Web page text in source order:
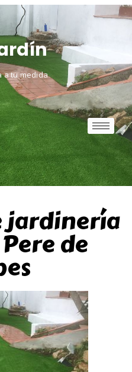
a tu medida
jardinería
de